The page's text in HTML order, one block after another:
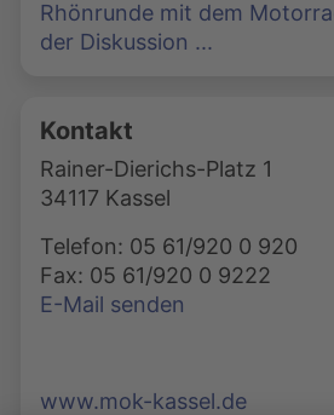
Rhönrunde mit dem
der Diskussion ...
Kontakt
Rainer-Dierichs-Platz 1
34117 Kassel
Telefon: 05 61/920 0 920
Fax: 05 61/920 0 9222
E-Mail senden
www.mok-kassel.de